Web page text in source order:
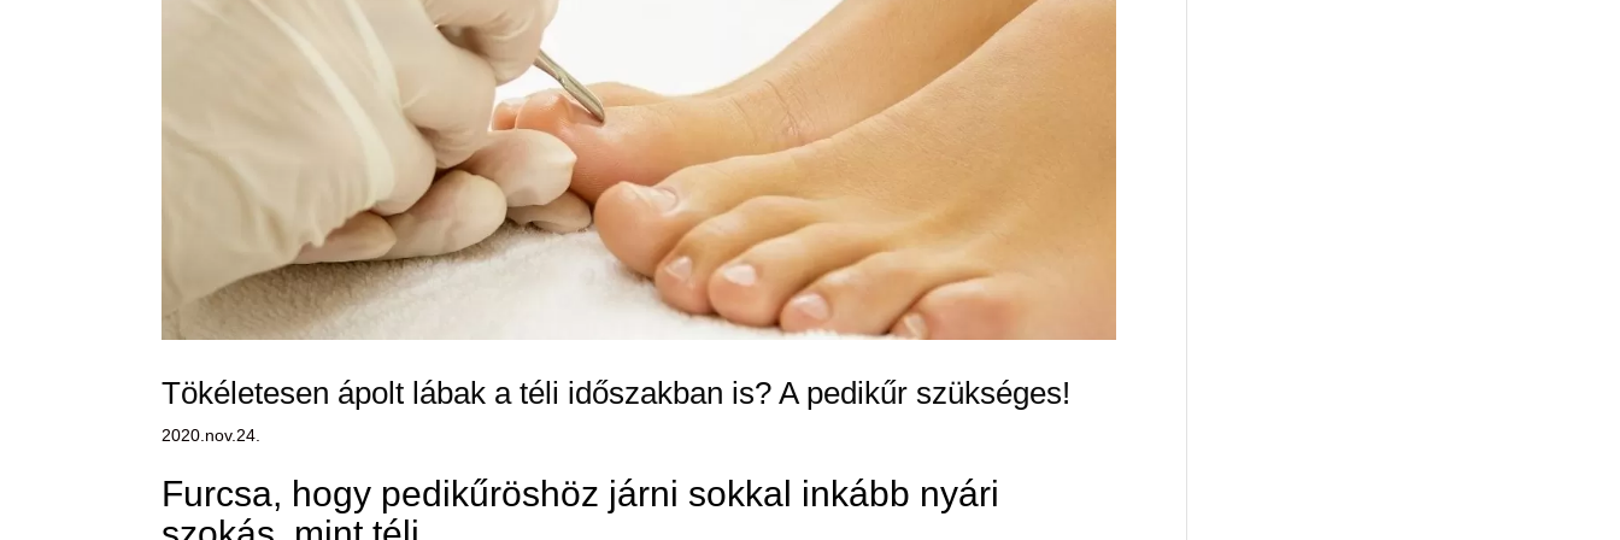
Tökéletesen ápolt lábak a téli időszakban is? A pedikűr szükséges!
2020.nov.24.
Furcsa, hogy pedikűröshöz járni sokkal inkább nyári